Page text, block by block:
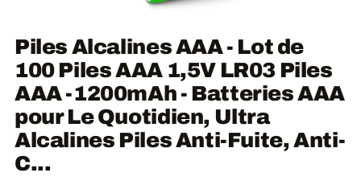
Piles Alcalines AAA - Lot de
100 Piles AAA 1,5V LR03 Piles
AAA -1200mAh - Batteries AAA
pour Le Quotidien, Ultra
Alcalines Piles Anti-Fuite, Anti-
C...